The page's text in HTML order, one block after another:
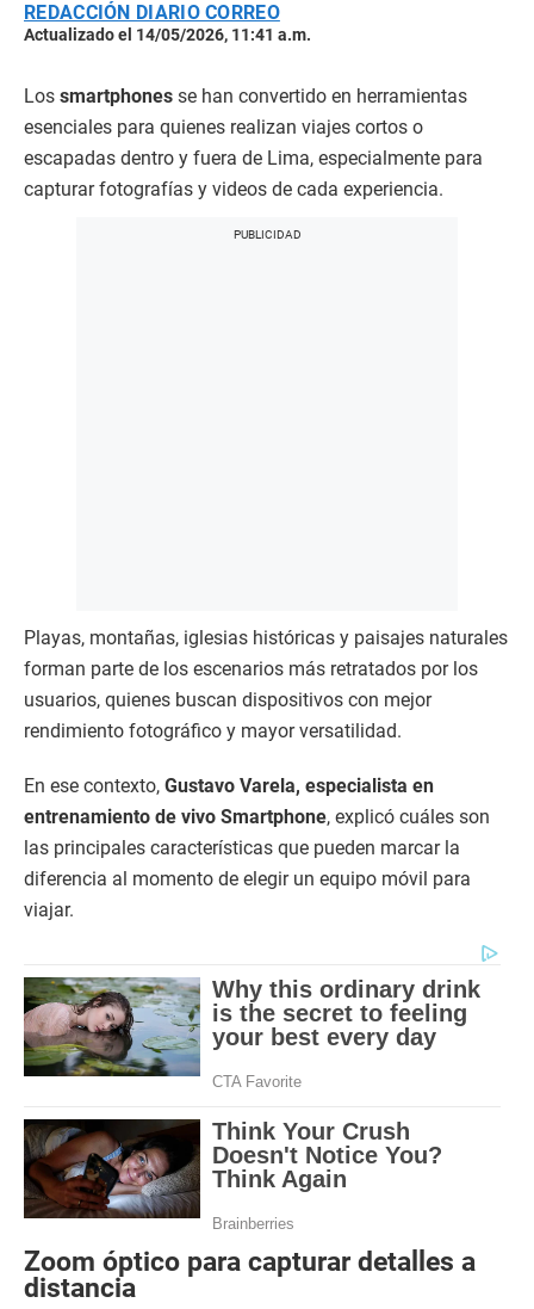
REDACCIÓN DIARIO CORREO
Actualizado el 14/05/2026, 11:41 a.m.
Los smartphones se han convertido en herramientas
esenciales para quienes realizan viajes cortos o
escapadas dentro y fuera de Lima, especialmente para
capturar fotografías y videos de cada experiencia.
Playas, montañas, iglesias históricas y paisajes naturales
forman parte de los escenarios más retratados por los
usuarios, quienes buscan dispositivos con mejor
rendimiento fotográfico y mayor versatilidad.
En ese contexto, Gustavo Varela, especialista en
entrenamiento de vivo Smartphone, explicó cuáles son
las principales características que pueden marcar la
diferencia al momento de elegir un equipo móvil para
viajar.
Zoom óptico para capturar detalles a
distancia